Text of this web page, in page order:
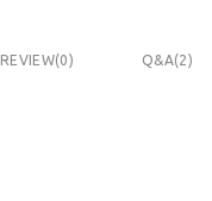
REVIEW(0) Q&A(2)